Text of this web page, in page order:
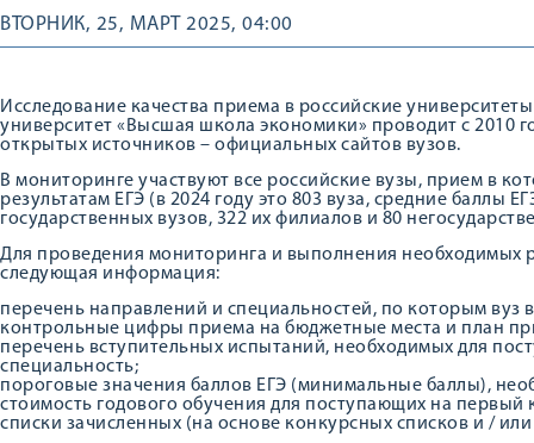
ВТОРНИК, 25, МАРТ 2025, 04:00
Исследование качества приема в российские
университет «Высшая школа экономики» проводит с 2010
открытых источников – официальных сайтов вузов.
В мониторинге участвуют все российские вузы, прием в
результатам ЕГЭ (в 2024 году это 803 вуза, средние баллы
государственных вузов, 322 их филиалов и 80
Для проведения мониторинга и выполнения необходимых
следующая информация:
перечень направлений и специальностей, по которым
контрольные цифры приема на бюджетные места и план
перечень вступительных испытаний, необходимых для
специальность;
пороговые значения баллов ЕГЭ (минимальные баллы),
стоимость годового обучения для поступающих на первый
списки зачисленных (на основе конкурсных списков и /